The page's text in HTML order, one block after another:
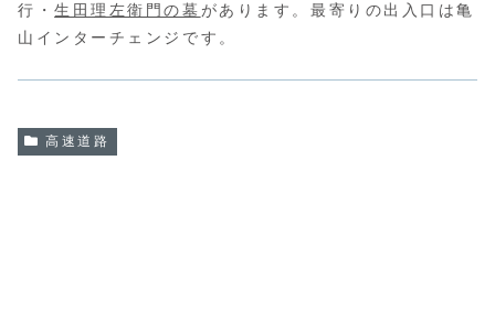
行・生田理左衛門の墓 があります。最寄りの出入口は亀
山インターチェンジです。
高速道路